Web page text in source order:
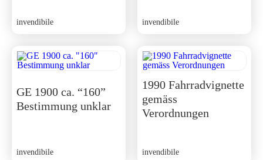
invendibile invendibile
GE 1900 ca. “160”
Bestimmung unklar
invendibile
1990 Fahrradvignette
gemäss
Verordnungen
invendibile